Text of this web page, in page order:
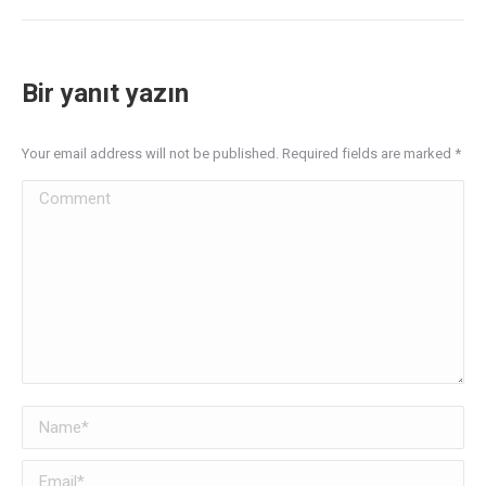
Bir yanıt yazın
Your email address will not be published. Required fields are marked *
Comment
Name *
Email *